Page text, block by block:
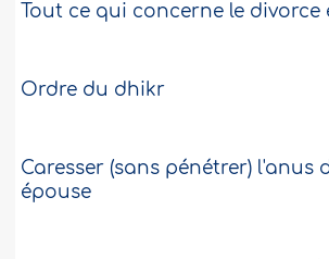
Tout ce qui concerne le divorce
Ordre du dhikr
Caresser (sans pénétrer) l'anus
épouse